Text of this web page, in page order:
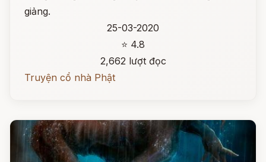
giảng.
25-03-2020
⭐ 4.8
2,662 lượt đọc
Truyện cổ nhà Phật